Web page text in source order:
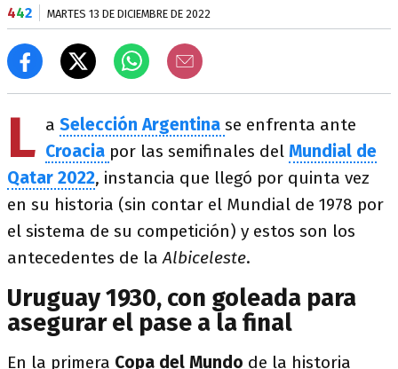
442 MARTES 13 DE DICIEMBRE DE 2022
L a Selección Argentina se enfrenta ante
Croacia por las semifinales del Mundial de
Qatar 2022, instancia que llegó por quinta vez
en su historia (sin contar el Mundial de 1978 por
el sistema de su competición) y estos son los
antecedentes de laAlbiceleste.
Uruguay 1930, con goleada para
asegurar el pase a la final
En la primera Copa del Mundo de la historia